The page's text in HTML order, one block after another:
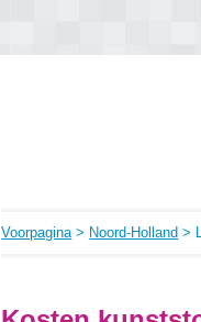
Voorpagina> Noord-Holland >